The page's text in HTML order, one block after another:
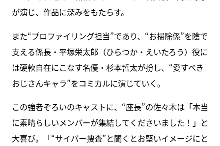
が演じ、作品に深みをもたらす。
また“プロファイリング担当”であり、“お掃除係”を陰で
支える係長・平塚栄太郎（ひらつか・えいたろう）役に
は硬軟自在にこなす名優・杉本哲太が扮し、“愛すべき
おじさんキャラ”をコミカルに演じていく。
この強者ぞろいのキャストに、“座長”の佐々木は「本当
に素晴らしいメンバーが集結してくださいました！」と
大喜び。「“サイバー捜査”と聞くとお堅いイメージにと